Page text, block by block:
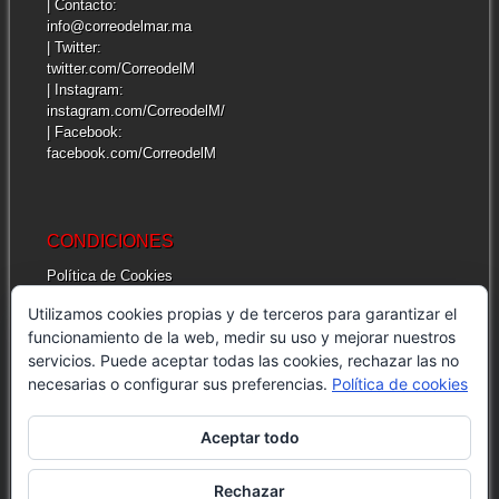
| Contacto:
info@correodelmar.ma
| Twitter:
twitter.com/CorreodelM
| Instagram:
instagram.com/CorreodelM/
| Facebook:
facebook.com/CorreodelM
CONDICIONES
Política de Cookies
Cuestiones legales de interés
INFORMACIÓN GENERAL
| Correo del Mar
| Dirección: Av. Moulay Rachid, 22 – 1. 93215
Martil, Morocco
| E-mail: info@correodelmar.ma
Utilizamos cookies propias y de terceros para garantizar el
funcionamiento de la web, medir su uso y mejorar nuestros
servicios. Puede aceptar todas las cookies, rechazar las no
necesarias o configurar sus preferencias. Política de cookies
Aceptar todo
Rechazar